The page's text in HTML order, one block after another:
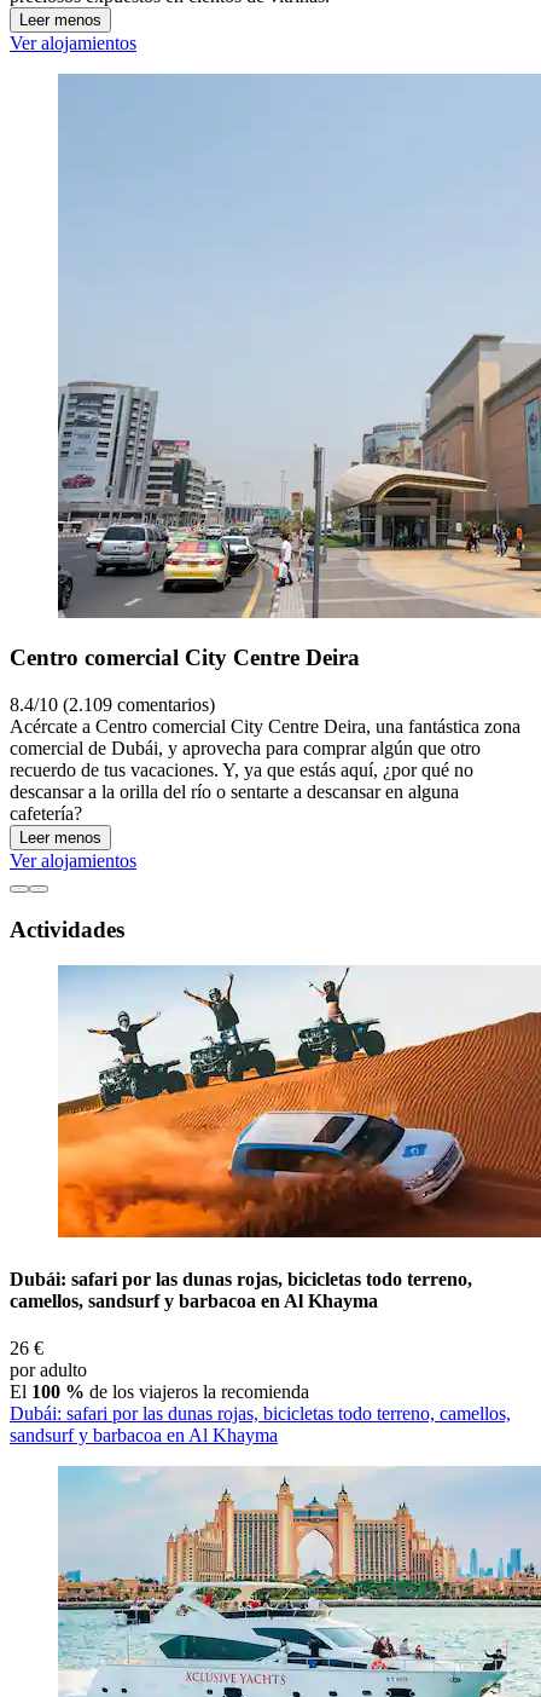
Leer menos
Ver alojamientos
Centro comercial City Centre Deira
8.4/10 (2.109 comentarios)
Acércate a Centro comercial City Centre Deira, una fantástica zona
comercial de Dubái, y aprovecha para comprar algún que otro
recuerdo de tus vacaciones. Y, ya que estás aquí, ¿por qué no
descansar a la orilla del río o sentarte a descansar en alguna
cafetería?
Leer menos
Ver alojamientos
Actividades
Dubái: safari por las dunas rojas, bicicletas todo terreno,
camellos, sandsurf y barbacoa en Al Khayma
26 €
por adulto
El 100 % de los viajeros la recomienda
Dubái: safari por las dunas rojas, bicicletas todo terreno, camellos,
sandsurf y barbacoa en Al Khayma